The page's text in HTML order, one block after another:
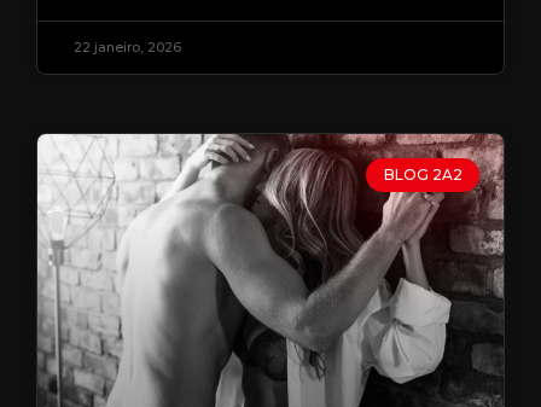
22 janeiro, 2026
BLOG 2A2